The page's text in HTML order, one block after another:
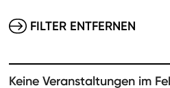
FILTER ENTFERNEN
Keine Veranstaltungen im